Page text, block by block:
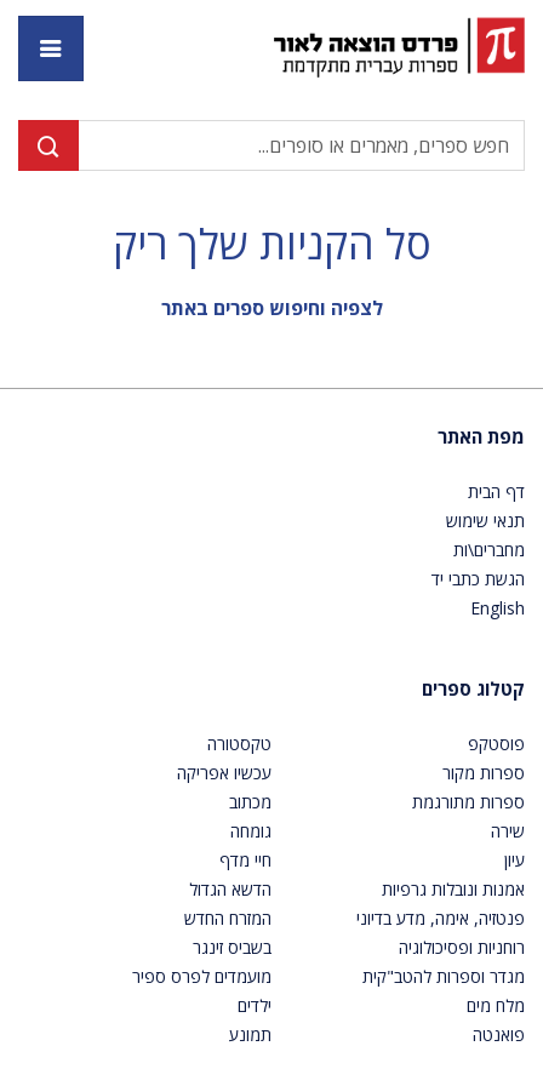
סל הקניות שלך ריק
לצפיה וחיפוש ספרים באתר
מפת האתר
דף הבית
תנאי שימוש
מחברים\ות
הגשת כתבי יד
English
קטלוג ספרים
פוסטקפ
ספרות מקור
ספרות מתורגמת
שירה
עיון
אמנות ונובלות גרפיות
פנטזיה, אימה, מדע בדיוני
רוחניות ופסיכולוגיה
מגדר וספרות להטב"קית
מלח מים
פואנטה
טקסטורה
עכשיו אפריקה
מכתוב
גומחה
חיי מדף
הדשא הגדול
המזרח החדש
בשביס זינגר
מועמדים לפרס ספיר
ילדים
תמונע